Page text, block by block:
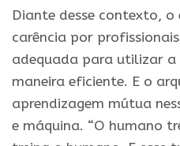
Diante desse contexto,
carência por
adequada para utilizar
maneira eficiente. E o
aprendizagem mútua
e máquina. “O humano